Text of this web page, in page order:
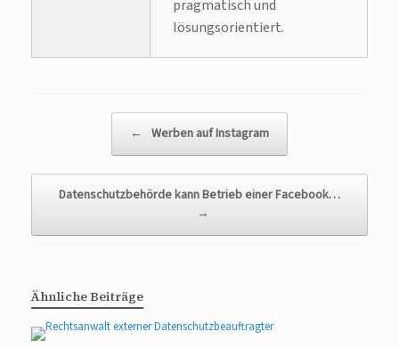
pragmatisch und
lösungsorientiert.
← Werben auf Instagram
Datenschutzbehörde kann Betrieb einer Facebook…
→
Ähnliche Beiträge